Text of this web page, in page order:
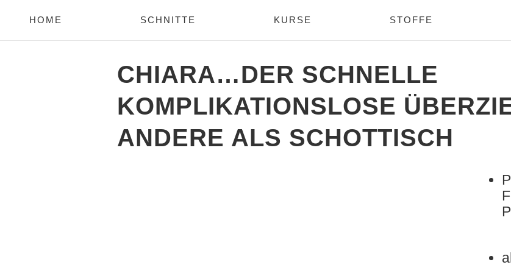
HOME SCHNITTE KURSE STOFFE
CHIARA…DER SCHNELLE
KOMPLIKATIONSLOSE
ANDERE ALS SCHOTTISCH